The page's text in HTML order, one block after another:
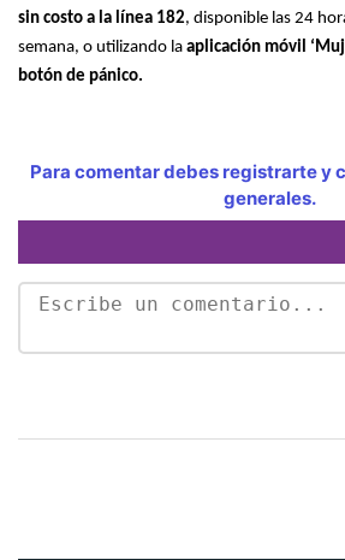
sin costo a la línea 182, disponible las 24
semana, o utilizando la aplicación móvil
botón de pánico.
Para comentar debes registrarte y
generales.